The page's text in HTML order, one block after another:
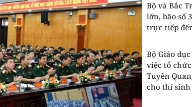
Bộ và Bắc
lớn, bão số
trực tiếp
Bộ Giáo
việc tổ
Tuyên
cho thí sinh